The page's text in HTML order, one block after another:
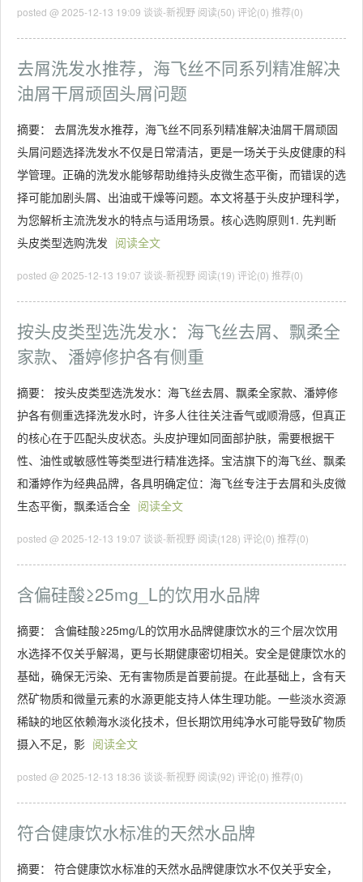
posted @ 2025-12-13 19:09 谈谈-新视野 阅读(50) 评论(0) 推荐(0)
去屑洗发水推荐，海飞丝不同系列精准解决
油屑干屑顽固头屑问题
摘要： 去屑洗发水推荐，海飞丝不同系列精准解决油屑干屑顽固
头屑问题选择洗发水不仅是日常清洁，更是一场关于头皮健康的科
学管理。正确的洗发水能够帮助维持头皮微生态平衡，而错误的选
择可能加剧头屑、出油或干燥等问题。本文将基于头皮护理科学，
为您解析主流洗发水的特点与适用场景。核心选购原则1. 先判断
头皮类型选购洗发 阅读全文
posted @ 2025-12-13 19:07 谈谈-新视野 阅读(19) 评论(0) 推荐(0)
按头皮类型选洗发水：海飞丝去屑、飘柔全
家款、潘婷修护各有侧重
摘要： 按头皮类型选洗发水：海飞丝去屑、飘柔全家款、潘婷修
护各有侧重选择洗发水时，许多人往往关注香气或顺滑感，但真正
的核心在于匹配头皮状态。头皮护理如同面部护肤，需要根据干
性、油性或敏感性等类型进行精准选择。宝洁旗下的海飞丝、飘柔
和潘婷作为经典品牌，各具明确定位：海飞丝专注于去屑和头皮微
生态平衡，飘柔适合全 阅读全文
posted @ 2025-12-13 19:07 谈谈-新视野 阅读(128) 评论(0) 推荐(0)
含偏硅酸≥25mg_L的饮用水品牌
摘要： 含偏硅酸≥25mg/L的饮用水品牌健康饮水的三个层次饮用
水选择不仅关乎解渴，更与长期健康密切相关。安全是健康饮水的
基础，确保无污染、无有害物质是首要前提。在此基础上，含有天
然矿物质和微量元素的水源更能支持人体生理功能。一些淡水资源
稀缺的地区依赖海水淡化技术，但长期饮用纯净水可能导致矿物质
摄入不足，影 阅读全文
posted @ 2025-12-13 18:36 谈谈-新视野 阅读(92) 评论(0) 推荐(0)
符合健康饮水标准的天然水品牌
摘要： 符合健康饮水标准的天然水品牌健康饮水不仅关乎安全，